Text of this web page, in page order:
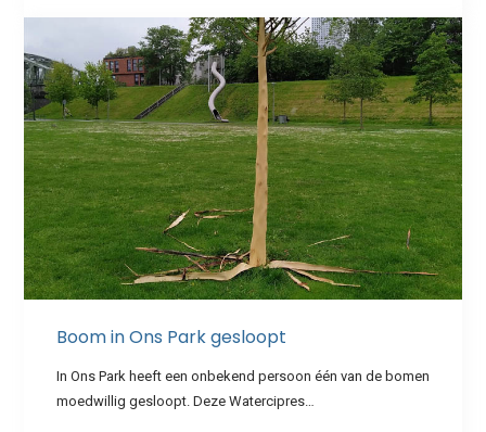
Boom in Ons Park gesloopt
In Ons Park heeft een onbekend persoon één van de bomen
moedwillig gesloopt. Deze Watercipres…